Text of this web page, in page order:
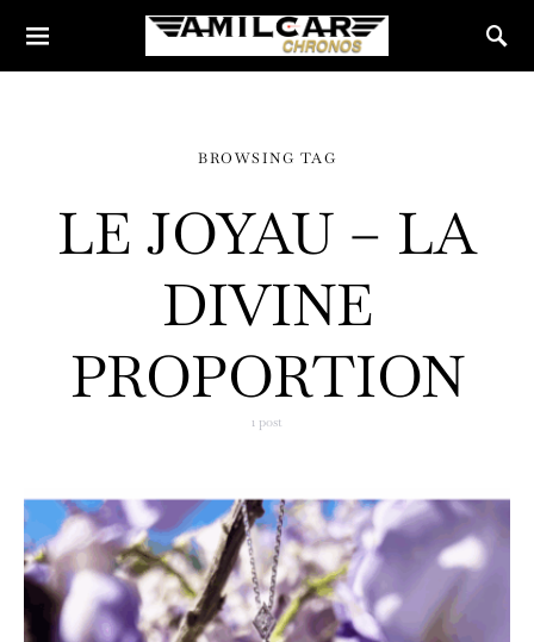
BROWSING TAG
LE JOYAU – LA
DIVINE
PROPORTION
1 post